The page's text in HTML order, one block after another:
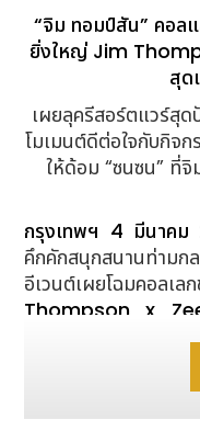
“จิม ทอมป์สัน” คอล
ยิ่งใหญ่ Jim
สุด
เผยลุครีสอร์ตแวร์สุ
โมเมนต์ดีต่อใจกับกิจ
ให้ด้อม “ซนซน” ที่
กรุงเทพฯ 4 มีนาคม
คึกคักสนุกสนานท่ามก
อีเวนต์เผยโฉมคอล
Thompson x
สำคัญที่มาเขย่าทั้งว
แบรนด์ไอคอนิกไลฟ์ส
ทอมป์สัน ได้ร่วมกับส
นิชและนุนิว- ชวริ